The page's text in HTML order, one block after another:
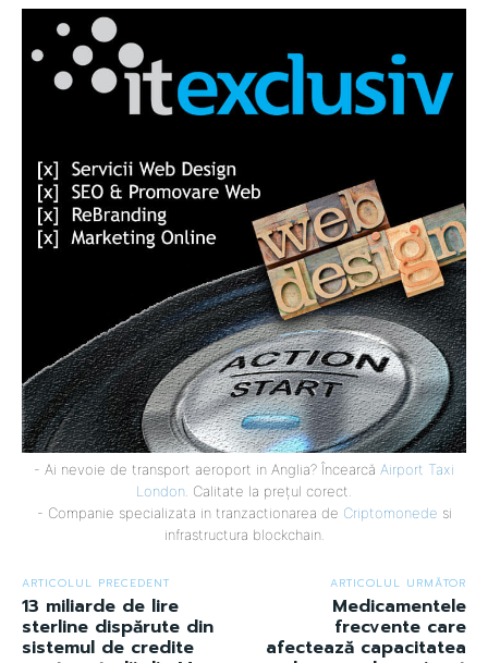
- Ai nevoie de transport aeroport in Anglia? Încearcă Airport Taxi
London . Calitate la prețul corect.
- Companie specializata in tranzactionarea de Criptomonede si
infrastructura blockchain.
ARTICOLUL PRECEDENT
13 miliarde de lire
sterline dispărute din
sistemul de credite
ARTICOLUL URMĂTOR
Medicamentele
frecvente care
afectează capacitatea